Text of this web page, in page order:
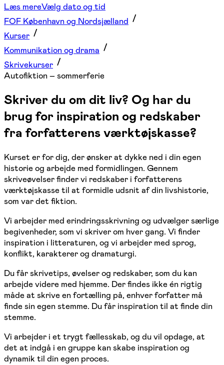
Læs mereVælg dato og tid
FOF København og Nordsjælland
Kurser
Kommunikation og drama
Skrivekurser
Autofiktion – sommerferie
Skriver du om dit liv? Og har du
brug for inspiration og redskaber
fra forfatterens værktøjskasse?
Kurset er for dig, der ønsker at dykke ned i din egen
historie og arbejde med formidlingen. Gennem
skriveøvelser finder vi redskaber i forfatterens
værktøjskasse til at formidle udsnit af din livshistorie,
som var det fiktion.
Vi arbejder med erindringsskrivning og udvælger særlige
begivenheder, som vi skriver om hver gang. Vi finder
inspiration i litteraturen, og vi arbejder med sprog,
konflikt, karakterer og dramaturgi.
Du får skrivetips, øvelser og redskaber, som du kan
arbejde videre med hjemme. Der findes ikke én rigtig
måde at skrive en fortælling på, enhver forfatter må
finde sin egen stemme. Du får inspiration til at finde din
stemme.
Vi arbejder i et trygt fællesskab, og du vil opdage, at
det at indgå i en gruppe kan skabe inspiration og
dynamik til din egen proces.